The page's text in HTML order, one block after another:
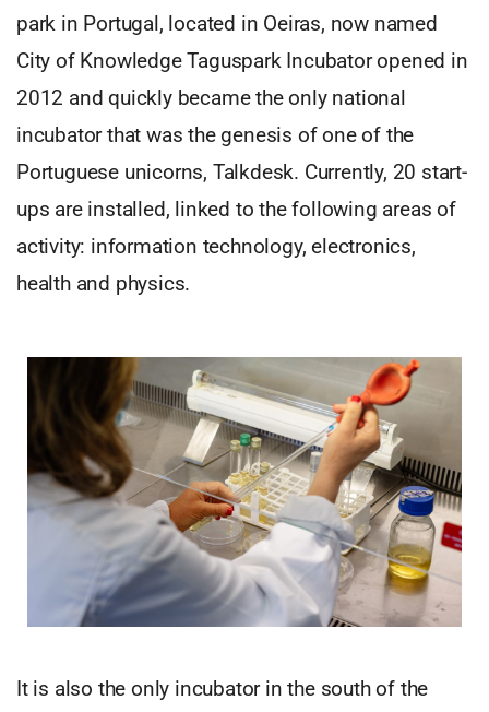
park in Portugal, located in Oeiras, now named
City of Knowledge Taguspark Incubator opened in
2012 and quickly became the only national
incubator that was the genesis of one of the
Portuguese unicorns, Talkdesk. Currently, 20 start-
ups are installed, linked to the following areas of
activity: information technology, electronics,
health and physics.
It is also the only incubator in the south of the